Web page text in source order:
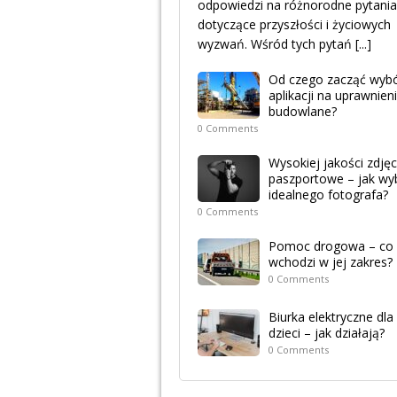
odpowiedzi na różnorodne pytania
dotyczące przyszłości i życiowych
wyzwań. Wśród tych pytań [...]
Od czego zacząć
aplikacji na
budowlane?
0 Comments
Wysokiej jakości
paszportowe – jak
idealnego fotografa?
0 Comments
Pomoc drogowa – co
wchodzi w jej zakres?
0 Comments
Biurka elektryczne dla
dzieci – jak działają?
0 Comments